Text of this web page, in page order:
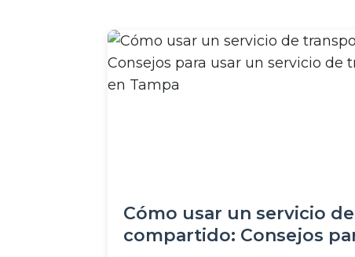
Cómo usar un servicio
compartido: Consejos